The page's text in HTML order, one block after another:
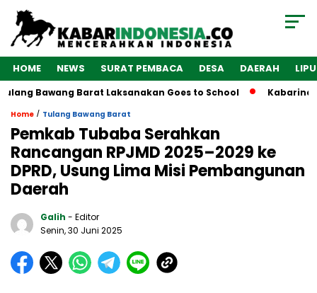
HOME NEWS SURAT PEMBACA DESA DAERAH
Bawang Barat Laksanakan Goes to School
Home / Tulang Bawang Barat
Pemkab Tubaba Serahkan
Rancangan RPJMD 2025–2029 ke
DPRD, Usung Lima Misi Pembangunan
Daerah
Galih - Editor
Senin, 30 Juni 2025